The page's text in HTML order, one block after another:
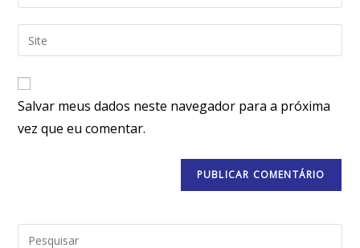
Salvar meus dados neste navegador para a próxima
vez que eu comentar.